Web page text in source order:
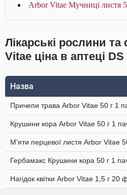
Arbor Vitae Мучниці листя
Лікарські рослини та
Vitae ціна в аптеці DS
Назва
Причепи трава Arbor Vitae 50 г 1
Крушини кора Arbor Vitae 50 г 1
М'яти перцевої листя Arbor Vitae
Гербамакс Крушини кора 50 г 1
Нагідок квітки Arbor Vitae 1,5 г 20